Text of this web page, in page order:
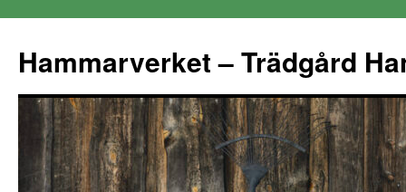
Hammarverket – Trädgård